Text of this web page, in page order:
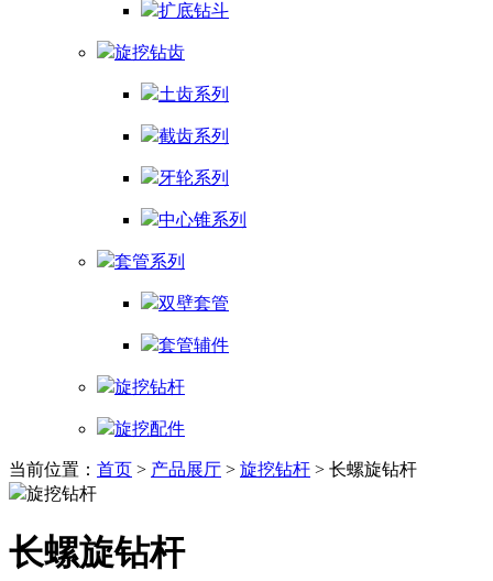
扩底钻斗
旋挖钻齿
土齿系列
截齿系列
牙轮系列
中心锥系列
套管系列
双壁套管
套管辅件
旋挖钻杆
旋挖配件
当前位置： 首页 > 产品展厅 > 旋挖钻杆 > 长螺旋钻杆
旋挖钻杆
长螺旋钻杆